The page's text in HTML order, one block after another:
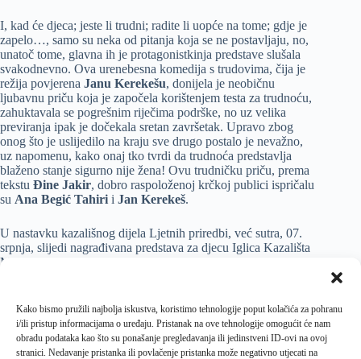
Kako bismo pružili najbolja iskustva, koristimo tehnologije poput kolačića za pohranu
i/ili pristup informacijama o uređaju. Pristanak na ove tehnologije omogućit će nam
obradu podataka kao što su ponašanje pregledavanja ili jedinstveni ID-ovi na ovoj
stranici. Nedavanje pristanka ili povlačenje pristanka može negativno utjecati na
I, kad će djeca; jeste li trudni; radite li uopće na tome; gdje je
zapelo…, samo su neka od pitanja koja se ne postavljaju, no,
unatoč tome, glavna ih je protagonistkinja predstave slušala
svakodnevno. Ova urenebesna komedija s trudovima, čija je
režija povjerena Janu Kerekešu, donijela je neobičnu
ljubavnu priču koja je započela korištenjem testa za trudnoću,
zahuktavala se pogrešnim riječima podrške, no uz velika
previranja ipak je dočekala sretan završetak. Upravo zbog
onog što je uslijedilo na kraju sve drugo postalo je nevažno,
uz napomenu, kako onaj tko tvrdi da trudnoća predstavlja
blaženo stanje sigurno nije žena! Ovu trudničku priču, prema
tekstu Đine Jakir, dobro raspoloženoj krčkoj publici ispričalu
su Ana Begić Tahiri i Jan Kerekeš.
U nastavku kazališnog dijela Ljetnih priredbi, već sutra, 07.
srpnja, slijedi nagrađivana predstava za djecu Iglica Kazališta
Mala scena, a u ponedjeljak, 12. srpnja, humorna drama
Financijsku podršku ovogodišnjimLjetnim priredbama, za
čiju se organizaciju već tradicionalno brineCentar za
kulturu Grada Krka, pružili suMinistarstvo kulture i